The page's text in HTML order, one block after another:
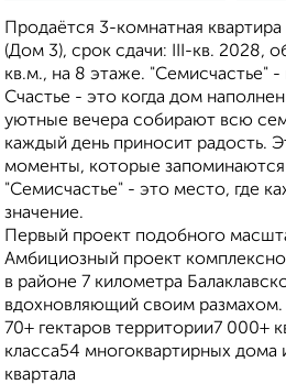
Продаётся 3-комнатная
(Дом 3), срок сдачи: III-кв. 2028,
кв.м., на 8 этаже. "Семисчастье" -
Счастье - это когда дом
уютные вечера собирают всю
каждый день приносит радость.
моменты, которые
"Семисчастье" - это место, где
значение.
Первый проект подобного
Амбициозный проект
в районе 7 километра
вдохновляющий своим размахом.
70+ гектаров территории7 000+
класса54 многоквартирных дома
квартала